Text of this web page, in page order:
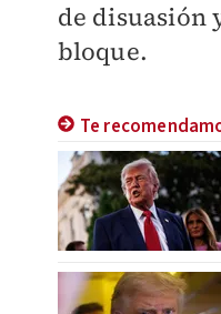
de disuasión
bloque.
Te